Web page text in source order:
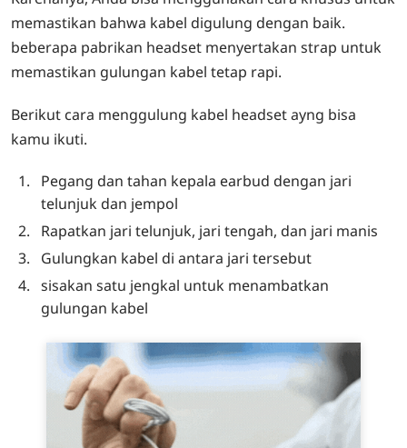
memastikan bahwa kabel digulung dengan baik.
beberapa pabrikan headset menyertakan strap untuk
memastikan gulungan kabel tetap rapi.
Berikut cara menggulung kabel headset ayng bisa
kamu ikuti.
Pegang dan tahan kepala earbud dengan jari
telunjuk dan jempol
Rapatkan jari telunjuk, jari tengah, dan jari manis
Gulungkan kabel di antara jari tersebut
sisakan satu jengkal untuk menambatkan
gulungan kabel